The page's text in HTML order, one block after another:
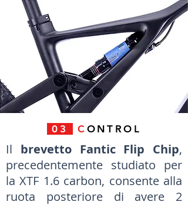
03 C ONTROL
Il brevetto Fantic Flip Chip,
precedentemente studiato per
la XTF 1.6 carbon, consente alla
ruota posteriore di avere 2